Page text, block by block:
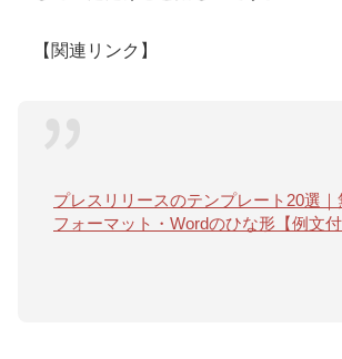
【関連リンク】
プレスリリースのテンプレート20選｜
フォーマット・Wordのひな形【例文付